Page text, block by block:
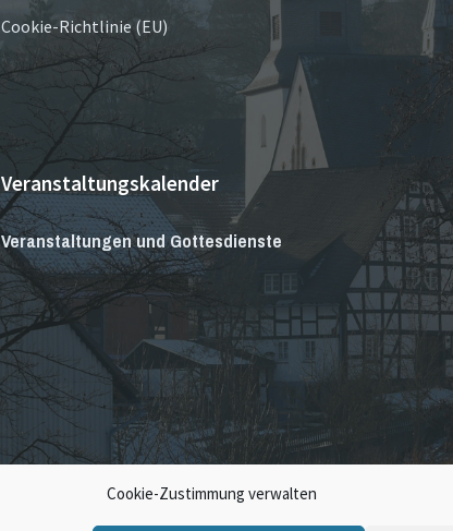
Cookie-Zustimmung verwalten
Cookie-Richtlinie (EU)
Veranstaltungskalender
Veranstaltungen und Gottesdienste